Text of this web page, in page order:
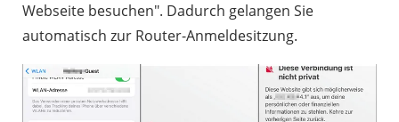
Webseite besuchen". Dadurch gelangen Sie
automatisch zur Router-Anmeldesitzung.